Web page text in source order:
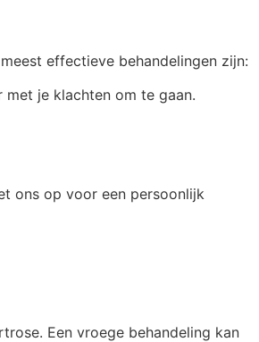
effectieve behandelingen zijn:
je klachten om te gaan.
ons op voor een persoonlijk
Een vroege behandeling kan